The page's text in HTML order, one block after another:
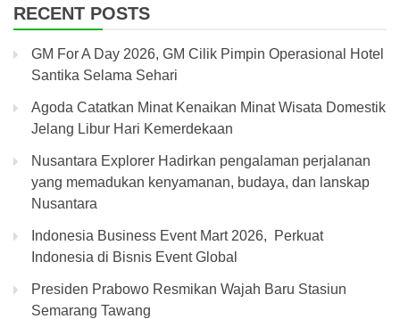
RECENT POSTS
GM For A Day 2026, GM Cilik Pimpin Operasional Hotel
Santika Selama Sehari
Agoda Catatkan Minat Kenaikan Minat Wisata Domestik
Jelang Libur Hari Kemerdekaan
Nusantara Explorer Hadirkan pengalaman perjalanan
yang memadukan kenyamanan, budaya, dan lanskap
Nusantara
Indonesia Business Event Mart 2026, Perkuat
Indonesia di Bisnis Event Global
Presiden Prabowo Resmikan Wajah Baru Stasiun
Semarang Tawang